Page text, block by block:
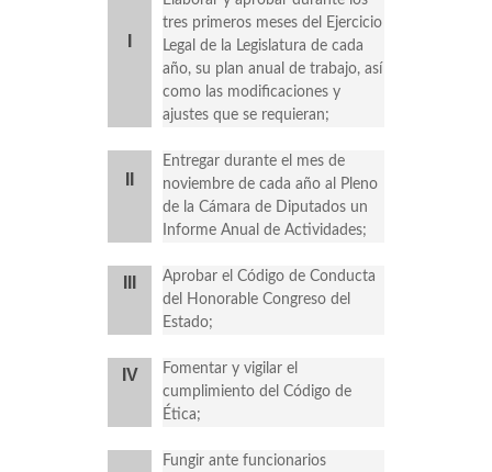
tres primeros meses del Ejercicio
Legal de la Legislatura de cada
año, su plan anual de trabajo, así
como las modificaciones y
ajustes que se requieran;
Entregar durante el mes de
noviembre de cada año al Pleno
de la Cámara de Diputados un
Informe Anual de Actividades;
Aprobar el Código de Conducta
del Honorable Congreso del
Estado;
IV
Fomentar y vigilar el
cumplimiento del Código de
Ética;
Fungir ante funcionarios